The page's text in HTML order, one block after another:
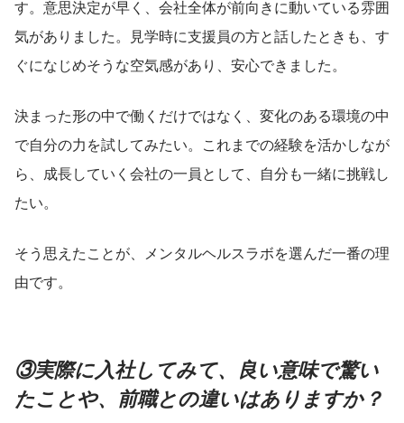
す。意思決定が早く、会社全体が前向きに動いている雰囲
気がありました。見学時に支援員の方と話したときも、す
ぐになじめそうな空気感があり、安心できました。
決まった形の中で働くだけではなく、変化のある環境の中
で自分の力を試してみたい。これまでの経験を活かしなが
ら、成長していく会社の一員として、自分も一緒に挑戦し
たい。
そう思えたことが、メンタルヘルスラボを選んだ一番の理
由です。
③実際に入社してみて、良い意味で驚い
たことや、前職との違いはありますか？